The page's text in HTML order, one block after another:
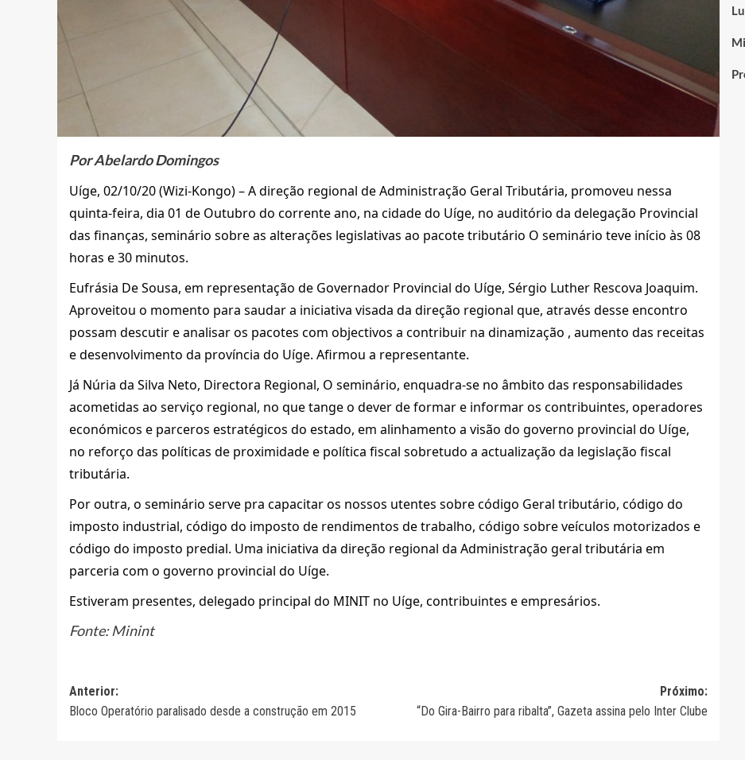
Por Abelardo Domingos
Uíge, 02/10/20 (Wizi-Kongo) – A direção regional de Administração Geral Tributária, promoveu nessa
quinta-feira, dia 01 de Outubro do corrente ano, na cidade do Uíge, no auditório da delegação Provincial
das finanças, seminário sobre as alterações legislativas ao pacote tributário O seminário teve início às 08
horas e 30 minutos.
Eufrásia De Sousa, em representação de Governador Provincial do Uíge, Sérgio Luther Rescova Joaquim.
Aproveitou o momento para saudar a iniciativa visada da direção regional que, através desse encontro
possam descutir e analisar os pacotes com objectivos a contribuir na dinamização , aumento das receitas
e desenvolvimento da província do Uíge. Afirmou a representante.
Já Núria da Silva Neto, Directora Regional, O seminário, enquadra-se no âmbito das responsabilidades
acometidas ao serviço regional, no que tange o dever de formar e informar os contribuintes, operadores
económicos e parceros estratégicos do estado, em alinhamento a visão do governo provincial do Uíge,
no reforço das políticas de proximidade e política fiscal sobretudo a actualização da legislação fiscal
tributária.
Por outra, o seminário serve pra capacitar os nossos utentes sobre código Geral tributário, código do
imposto industrial, código do imposto de rendimentos de trabalho, código sobre veículos motorizados e
código do imposto predial. Uma iniciativa da direção regional da Administração geral tributária em
parceria com o governo provincial do Uíge.
Estiveram presentes, delegado principal do MINIT no Uíge, contribuintes e empresários.
Fonte: Minint
Navegação
de
Anterior:
Bloco Operatório paralisado desde a construção em 2015
Próximo:
“Do Gira-Bairro para ribalta”, Gazeta assina pelo Inter Clube